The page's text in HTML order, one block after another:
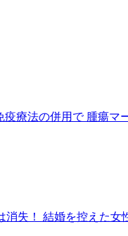
療法の併用で 腫瘍マ
失！ 結婚を控えた女